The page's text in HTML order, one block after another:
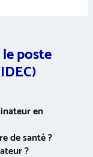
poste
en
de santé ?
?